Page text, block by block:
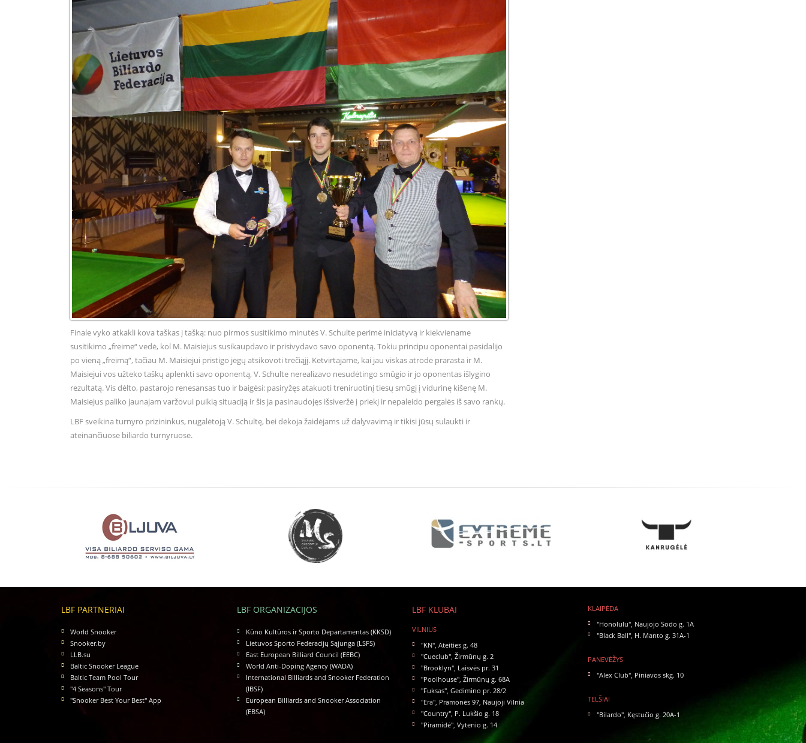
Finale vyko atkakli kova taškas į tašką: nuo pirmos susitikimo minutės V. Schulte perimė iniciatyvą ir kiekviename
susitikimo „freime“ vedė, kol M. Maisiejus susikaupdavo ir prisivydavo savo oponentą. Tokiu principu oponentai pasidalijo
po vieną „freimą“, tačiau M. Maisiejui pristigo jėgų atsikovoti trečiąjį. Ketvirtajame, kai jau viskas atrodė prarasta ir M.
Maisiejui vos užteko taškų aplenkti savo oponentą, V. Schulte nerealizavo nesudėtingo smūgio ir jo oponentas išlygino
rezultatą. Vis dėlto, pastarojo renesansas tuo ir baigėsi: pasiryžęs atakuoti treniruotinį tiesų smūgį į vidurinę kišenę M.
Maisiejus paliko jaunajam varžovui puikią situaciją ir šis ja pasinaudojęs išsiveržė į priekį ir nepaleido pergalės iš savo rankų.
LBF sveikina turnyro prizininkus, nugalėtoją V. Schultę, bei dėkoja žaidėjams už dalyvavimą ir tikisi jūsų sulaukti ir
ateinančiuose biliardo turnyruose.
LBF PARTNERIAI
World Snooker
Snooker.by
LLB.su
Baltic Snooker League
Baltic Team Pool Tour
"4 Seasons" Tour
"Snooker Best Your Best" App
LBF ORGANIZACIJOS
Kūno Kultūros ir Sporto Departamentas (KKSD)
Lietuvos Sporto Federacijų Sąjunga (LSFS)
East European Billiard Council (EEBC)
World Anti-Doping Agency (WADA)
International Billiards and Snooker Federation
(IBSF)
European Billiards and Snooker Association
(EBSA)
LBF KLUBAI
VILNIUS
"KN" Ateities g. 48
"Cueclub" Žirmūnų g. 2
"Brooklyn" Laisvės pr. 31
"Poolhouse" Žirmūnų g. 68A
"Fuksas" Gedimino pr. 28/2
"Era", Pramonės 97, Naujoji Vilnia
"Country" P. Lukšio g. 18
"Piramidė" Vytenio g. 14
KLAIPĖDA
"Honolulu", Naujojo Sodo g. 1A
"Black Ball", H. Manto g. 31A-1
PANEVĖŽYS
"Alex Club", Piniavos skg. 10
TELŠIAI
"Bilardo", Kęstučio g. 20A-1